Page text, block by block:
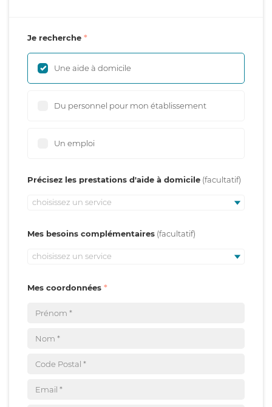
Je recherche
Une aide à domicile
Du personnel pour mon établissement
Un emploi
Précisez les prestations d'aide à domicile
choisissez un service
Mes besoins complémentaires
choisissez un service
Mes coordonnées